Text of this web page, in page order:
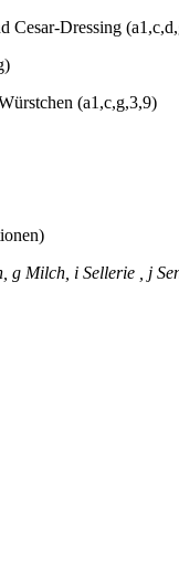
Cesar-Dressing
(a1,c,g,3,9)
g Milch, i Sellerie , j